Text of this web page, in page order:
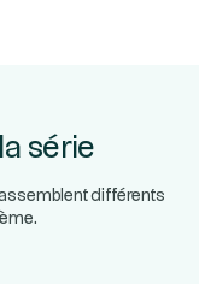
série
différents